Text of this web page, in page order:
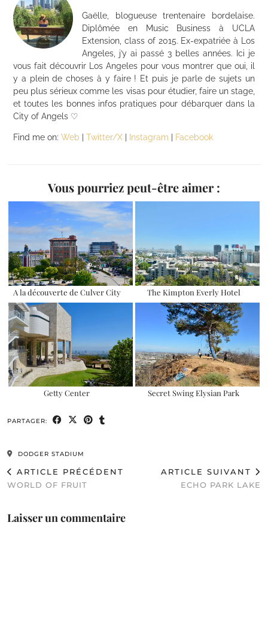
Gaëlle, blogueuse trentenaire bordelaise.
Diplômée en Music Business à UCLA
Extension, class of 2015. Ex-expatriée à Los
Angeles, j’y ai passé 3 belles années. Ici je
vous fait découvrir Los Angeles pour vous montrer que oui, il
y a plein de choses à y faire ! Et puis je parle de sujets un
peu plus sérieux comme les visas pour étudier, faire un stage,
et toutes les bonnes infos pratiques pour débarquer dans la
City of Angels ♡
Find me on: Web Twitter/X Instagram Facebook
Vous pourriez peut-être aimer :
A la découverte de Culver City The Kimpton Everly Hotel
Getty Center Secret Swing Elysian Park
PARTAGER:
DODGER STADIUM
ARTICLE PRÉCÉDENT
WORLD OF FRUIT
ARTICLE SUIVANT
ECHO PARK LAKE
Laisser un commentaire